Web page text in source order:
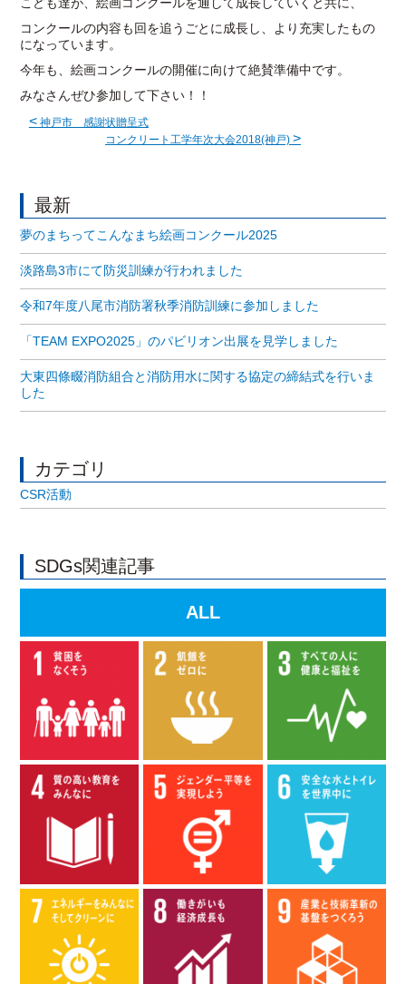
コンクールの内容も回を追うごとに成長し、より充実したもの
になっています。
今年も、絵画コンクールの開催に向けて絶賛準備中です。
みなさんぜひ参加して下さい！！
<神戸市 感謝状贈呈式
コンクリート工学年次大会2018(神戸) >
最新
夢のまちってこんなまち絵画コンクール2025
淡路島3市にて防災訓練が行われました
令和7年度八尾市消防署秋季消防訓練に参加しました
「TEAM EXPO2025」のパビリオン出展を見学しました
大東四條畷消防組合と消防用水に関する協定の締結式を行いま
した
カテゴリ
CSR活動
SDGs関連記事
ALL